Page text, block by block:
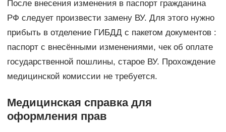
После внесения изменения в паспорт гражданина
РФ следует произвести замену ВУ. Для этого нужно
прибыть в отделение ГИБДД с пакетом документов :
паспорт с внесёнными изменениями, чек об оплате
государственной пошлины, старое ВУ. Прохождение
медицинской комиссии не требуется.
Медицинская справка для
оформления прав